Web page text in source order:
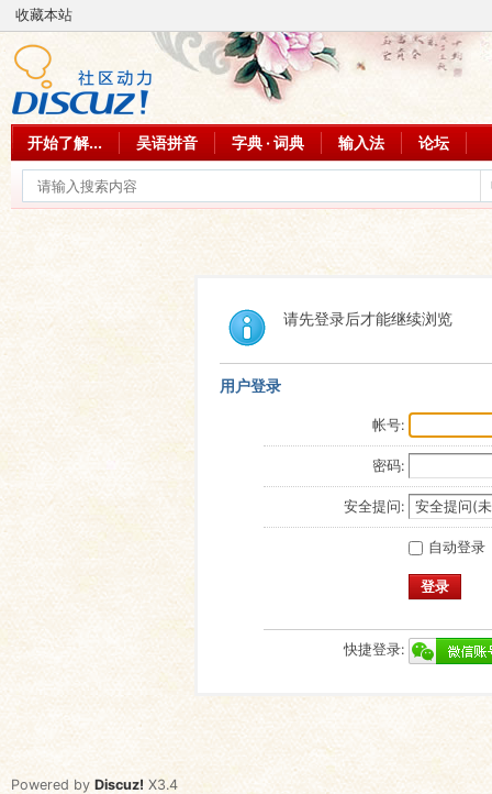
收藏本站
开始了解... 吴语拼音 字典 · 词典 输入法 论坛
请先登录后才能继续浏览
用户登录
帐号:
密码:
安全提问:
自动登录
登录
快捷登录:
Powered by Discuz! X3.4